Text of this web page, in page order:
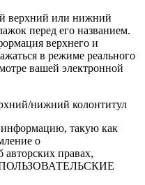
верхний или нижний
перед его названием.
верхнего и
в режиме реального
вашей электронной
нижний колонтитул
такую ​​как
о
авторских правах,
ПОЛЬЗОВАТЕЛЬСКИЕ